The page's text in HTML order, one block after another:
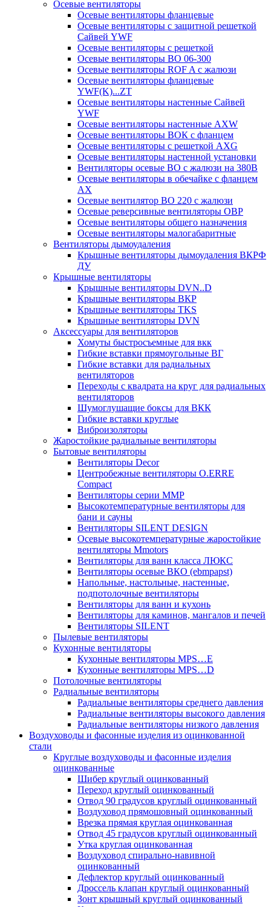
Осевые вентиляторы
Осевые вентиляторы фланцевые
Осевые вентиляторы c защитной решеткой
Сайвей YWF
Осевые вентиляторы с решеткой
Осевые вентиляторы ВО 06-300
Осевые вентиляторы ROF A с жалюзи
Осевые вентиляторы фланцевые
YWF(K)...ZT
Осевые вентиляторы настенные Сайвей
YWF
Осевые вентиляторы настенные AXW
Осевые вентиляторы ВОК с фланцем
Осевые вентиляторы с решеткой AXG
Осевые вентиляторы настенной установки
Вентиляторы осевые ВО с жалюзи на 380В
Осевые вентиляторы в обечайке с фланцем
AX
Осевые вентилятор ВО 220 с жалюзи
Осевые реверсивные вентиляторы ОВР
Осевые вентиляторы общего назначения
Осевые вентиляторы малогабаритные
Вентиляторы дымоудаления
Крышные вентиляторы дымоудаления ВКРФ
ДУ
Крышные вентиляторы
Крышные вентиляторы DVN..D
Крышные вентиляторы ВКР
Крышные вентиляторы TKS
Крышные вентиляторы DVN
Аксессуары для вентиляторов
Хомуты быстросъемные для вкк
Гибкие вставки прямоугольные ВГ
Гибкие вставки для радиальных
вентиляторов
Переходы с квадрата на круг для радиальных
вентиляторов
Шумоглушащие боксы для ВКК
Гибкие вставки круглые
Виброизоляторы
Жаростойкие радиальные вентиляторы
Бытовые вентиляторы
Вентиляторы Decor
Центробежные вентиляторы O.ERRE
Compact
Вентиляторы серии ММР
Высокотемпературные вентиляторы для
бани и сауны
Вентиляторы SILENT DESIGN
Осевые высокотемпературные жаростойкие
вентиляторы Mmotors
Вентиляторы для ванн класса ЛЮКС
Вентиляторы осевые ВКО (ebmpapst)
Напольные, настольные, настенные,
подпотолочные вентиляторы
Вентиляторы для ванн и кухонь
Вентиляторы для каминов, мангалов и печей
Вентиляторы SILENT
Пылевые вентиляторы
Кухонные вентиляторы
Кухонные вентиляторы MPS…E
Кухонные вентиляторы MPS…D
Потолочные вентиляторы
Радиальные вентиляторы
Радиальные вентиляторы среднего давления
Радиальные вентиляторы высокого давления
Радиальные вентиляторы низкого давления
Воздуховоды и фасонные изделия из оцинкованной
стали
Круглые воздуховоды и фасонные изделия
оцинкованные
Шибер круглый оцинкованный
Переход круглый оцинкованный
Отвод 90 градусов круглый оцинкованный
Воздуховод прямошовный оцинкованный
Врезка прямая круглая оцинкованная
Отвод 45 градусов круглый оцинкованный
Утка круглая оцинкованная
Воздуховод спирально-навивной
оцинкованный
Дефлектор круглый оцинкованный
Дроссель клапан круглый оцинкованный
Зонт крышный круглый оцинкованный